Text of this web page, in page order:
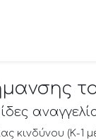
κινδύνου (Κ-